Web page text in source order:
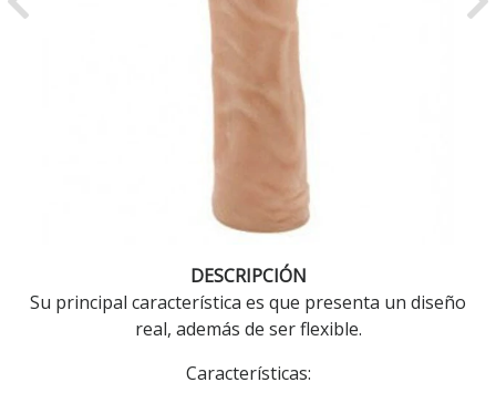
Previous
DESCRIPCIÓN
Su principal característica es que presenta un diseño
real, además de ser flexible.
Características: